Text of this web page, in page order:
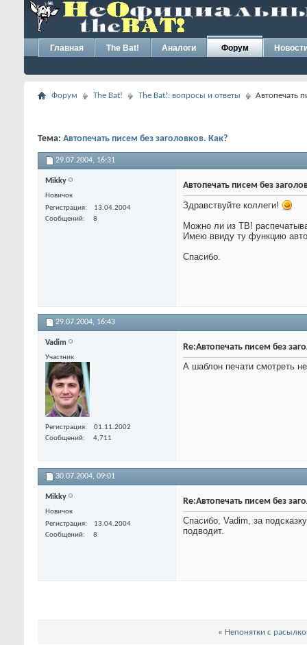
Главная The Bat! Аналоги Форум
Форум The Bat! The Bat!: вопросы и ответы Автопечать
Тема: Автопечать писем без заголовков. Как?
29.07.2004, 16:31
Mikky
Новичок
Регистрация
13.04.2004
Сообщений
8
Автопечать писем без
Здравствуйте коллеги!
Можно ли из TB!
Имею ввиду ту функцию
Спасибо.
29.07.2004, 16:43
Vadim
Участник
Регистрация
01.11.2002
Сообщений
4,711
Re:Автопечать писем без
А шаблон печати смотреть
30.07.2004, 09:01
Mikky
Новичок
Регистрация
13.04.2004
Сообщений
8
Re:Автопечать писем без
Спасибо, Vadim, за
подводит.
« Непонятки с